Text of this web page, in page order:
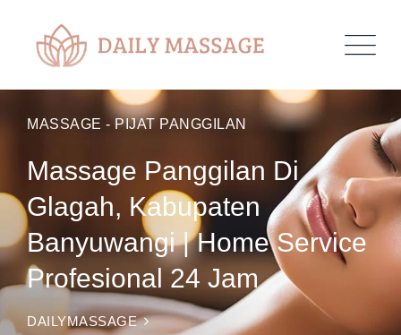
MASSAGE - PIJAT PANGGILAN
Massage Panggilan Di
Glagah, Kabupaten
Banyuwangi | Home Service
Profesional 24 Jam
DAILYMASSAGE